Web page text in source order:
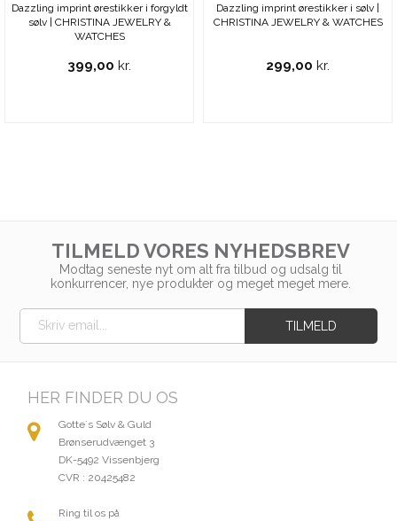
Dazzling imprint ørestikker i forgyldt
sølv | CHRISTINA JEWELRY &
WATCHES
399,00 kr.
Dazzling imprint ørestikker i sølv |
CHRISTINA JEWELRY & WATCHES
299,00 kr.
TILMELD VORES NYHEDSBREV
Modtag seneste nyt om alt fra tilbud og udsalg til
konkurrencer, nye produkter og meget meget mere.
HER FINDER DU OS
Gotte´s Sølv & Guld
Brønserudvænget 3
DK-5492 Vissenbjerg
CVR : 20425482
Ring til os på